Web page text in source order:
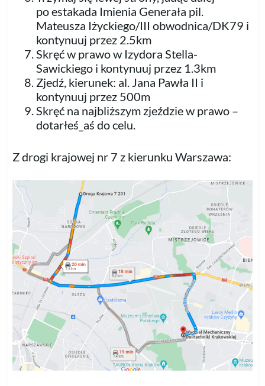
po estakada Imienia Generała pil.
Mateusza Iżyckiego/III obwodnica/DK79 i
kontynuuj przez 2.5km
Skręć w prawo w Izydora Stella-
Sawickiego i kontynuuj przez 1.3km
Zjedź, kierunek: al. Jana Pawła II i
kontynuuj przez 500m
Skręć na najbliższym zjeździe w prawo –
dotarłeś_aś do celu.
Z drogi krajowej nr 7 z kierunku Warszawa: